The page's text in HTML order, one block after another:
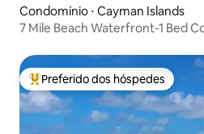
Condomínio ⋅ Cayman Islands
7 Mile Beach Waterfront-1 Bed
Entre os melhores preferidos dos
Preferido dos hóspedes